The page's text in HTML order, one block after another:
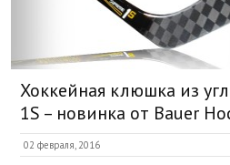
Хоккейная клюшка из
1S – новинка от Bauer
02 февраля, 2016